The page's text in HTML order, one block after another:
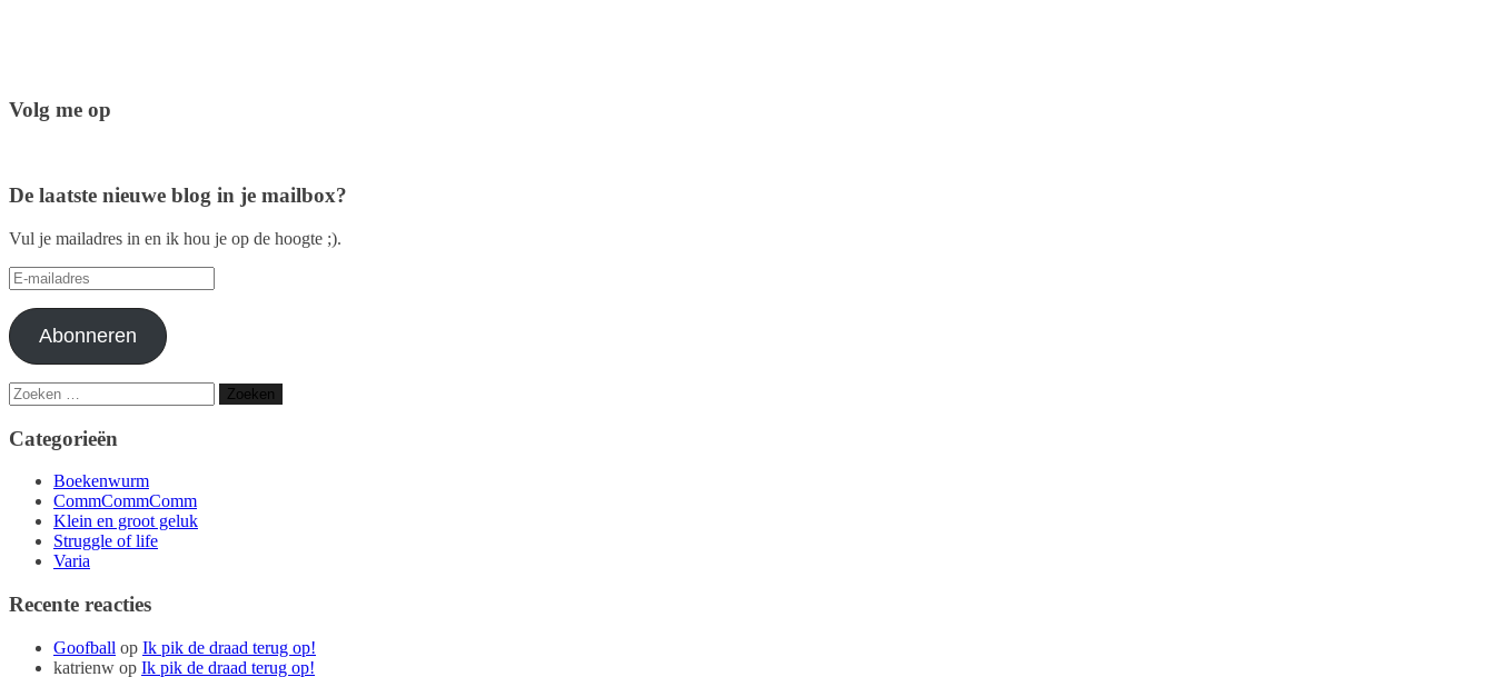
Volg me op
De laatste nieuwe blog in je mailbox?
Vul je mailadres in en ik hou je op de hoogte ;).
E-
mailadres
Abonneren
Zoeken
naar:
Categorieën
Boekenwurm
CommCommComm
Klein en groot geluk
Struggle of life
Varia
Recente reacties
Goofball op Ik pik de draad terug op!
katrienw op Ik pik de draad terug op!